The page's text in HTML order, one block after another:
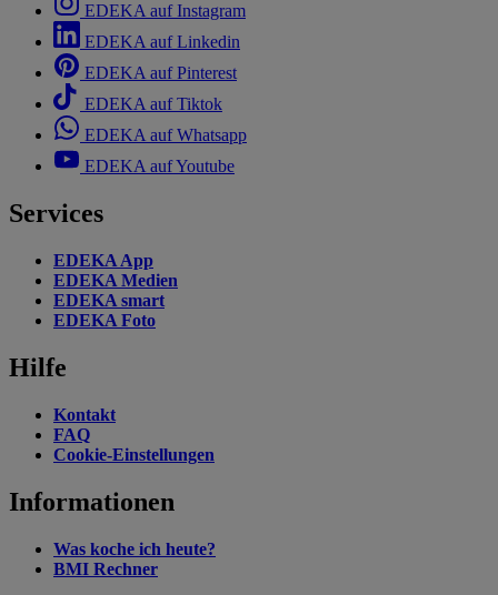
EDEKA auf Instagram
EDEKA auf Linkedin
EDEKA auf Pinterest
EDEKA auf Tiktok
EDEKA auf Whatsapp
EDEKA auf Youtube
Services
EDEKA App
EDEKA Medien
EDEKA smart
EDEKA Foto
Hilfe
Kontakt
FAQ
Cookie-Einstellungen
Informationen
Was koche ich heute?
BMI Rechner